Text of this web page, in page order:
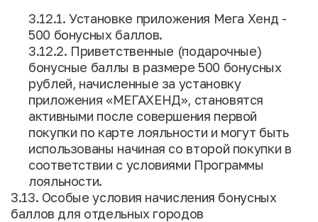
3.12.1. Установке приложения Мега Хенд -
500 бонусных баллов.
3.12.2. Приветственные (подарочные)
бонусные баллы в размере 500 бонусных
рублей, начисленные за установку
приложения «МЕГАХЕНД», становятся
активными после совершения первой
покупки по карте лояльности и могут быть
использованы начиная со второй покупки в
соответствии с условиями Программы
лояльности.
3.13. Особые условия начисления бонусных
баллов для отдельных городов